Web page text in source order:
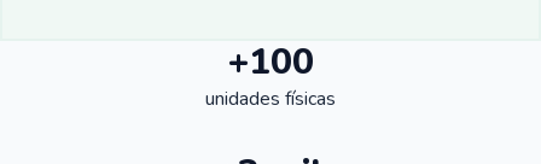
+100
unidades físicas